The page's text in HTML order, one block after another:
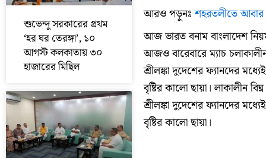
শুভেন্দু সরকারের প্রথম
‘হর ঘর তেরঙ্গা’, ১০
আগস্ট কলকাতায় ৩০
হাজারের মিছিল
আরও পড়ুনঃশহরতলীতে আবার
আজ ভারত বনাম বাংলাদেশ
আজও বারেবারে ম্যাচ
শ্রীলঙ্কা দুদেশের ফ্যানদের
বৃষ্টির কালো ছায়া। লাকালীন
শ্রীলঙ্কা দুদেশের ফ্যানদের
বৃষ্টির কালো ছায়া।